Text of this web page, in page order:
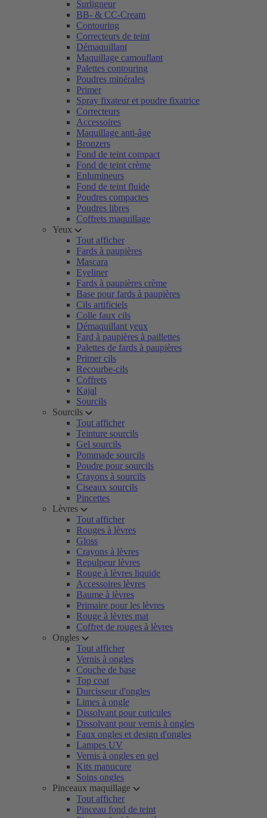
Surligneur
BB- & CC-Cream
Contouring
Correcteurs de teint
Démaquillant
Maquillage camouflant
Palettes contouring
Poudres minérales
Primer
Spray fixateur et poudre fixatrice
Correcteurs
Accessoires
Maquillage anti-âge
Bronzers
Fond de teint compact
Fond de teint crème
Enlumineurs
Fond de teint fluide
Poudres compactes
Poudres libres
Coffrets maquillage
Yeux
Tout afficher
Fards à paupières
Mascara
Eyeliner
Fards à paupières crème
Base pour fards à paupières
Cils artificiels
Colle faux cils
Démaquillant yeux
Fard à paupières à paillettes
Palettes de fards à paupières
Primer cils
Recourbe-cils
Coffrets
Kajal
Sourcils
Sourcils
Tout afficher
Teinture sourcils
Gel sourcils
Pommade sourcils
Poudre pour sourcils
Crayons à sourcils
Ciseaux sourcils
Pincettes
Lèvres
Tout afficher
Rouges à lèvres
Gloss
Crayons à lèvres
Repulpeur lèvres
Rouge à lèvres liquide
Accessoires lèvres
Baume à lèvres
Primaire pour les lèvres
Rouge à lèvres mat
Coffret de rouges à lèvres
Ongles
Tout afficher
Vernis à ongles
Couche de base
Top coat
Durcisseur d'ongles
Limes à ongle
Dissolvant pour cuticules
Dissolvant pour vernis à ongles
Faux ongles et design d'ongles
Lampes UV
Vernis à ongles en gel
Kits manucure
Soins ongles
Pinceaux maquillage
Tout afficher
Pinceau fond de teint